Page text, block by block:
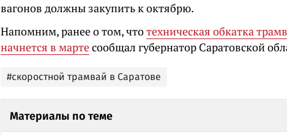
вагонов должны закупить к октябрю.
Напомним, ранее о том, чтотехническая обкатка
начнется в мартесообщал губернатор Саратовской
#скоростной трамвай в Саратове
Материалы по теме